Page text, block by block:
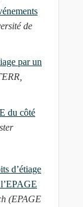
de
par un
du côté
d’étiage
(EPAGE